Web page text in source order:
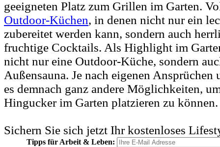
geeigneten Platz zum Grillen im Garten.
Outdoor-Küchen, in denen nicht nur ein
zubereitet werden kann, sondern auch
fruchtige Cocktails. Als Highlight im
nicht nur eine Outdoor-Küche, sondern
Außensauna. Je nach eigenen
es demnach ganz andere Möglichkeiten,
Hingucker im Garten platzieren zu können.
Sichern Sie sich jetzt Ihr kostenloses
Tipps für Arbeit & Leben: